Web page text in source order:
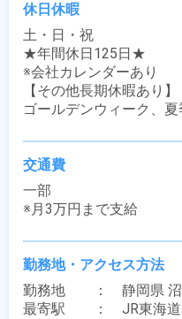
休日休暇
土・日・祝
★年間休日125日★
※会社カレンダーあり
【その他長期休暇あり】
ゴールデンウィーク、
交通費
一部
※月3万円まで支給
勤務地・アクセス方法
勤務地　　：　静岡県
最寄駅　　：　JR東海